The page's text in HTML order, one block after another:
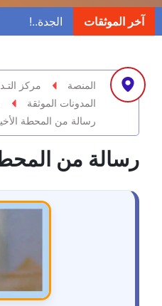
مدونة ابراهيم البراعم
عاملة
عاملة
مدونة احمد ابراهيم
عاملة
مدونة أحمد أبو الدهب
مدونة أحمد الجمال
آخر الموثقات
المنصة
مركز
المدونات الموثقة
رسالة من المحطة
رسالة من